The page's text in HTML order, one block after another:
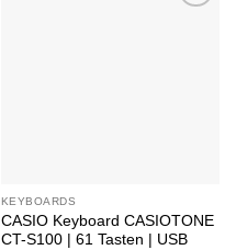
KEYBOARDS
CASIO Keyboard CASIOTONE
CT-S100 | 61 Tasten | USB